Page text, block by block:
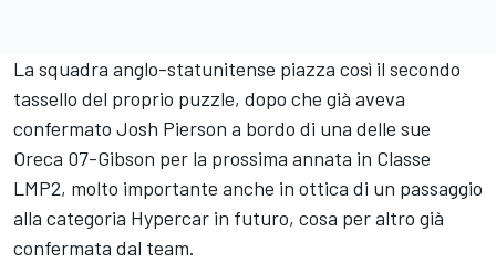
La squadra anglo-statunitense piazza così il secondo
tassello del proprio puzzle, dopo che già aveva
confermato Josh Pierson a bordo di una delle sue
Oreca 07-Gibson per la prossima annata in Classe
LMP2, molto importante anche in ottica di un passaggio
alla categoria Hypercar in futuro, cosa per altro già
confermata dal team.